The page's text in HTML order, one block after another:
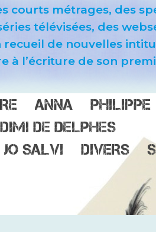
courts métrages, des
télévisées, des
recueil de nouvelles
à l’écriture de son
ANNA
PHILIPPE
DIMI DE DELPHES
JO SALVI DIVERS